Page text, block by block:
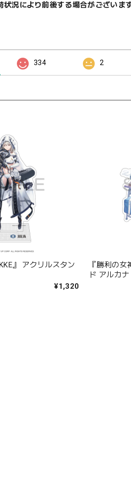
況により前後する場合がございま
334 2
』 アクリルスタン
¥1,320
『勝利の女
ド アルカ